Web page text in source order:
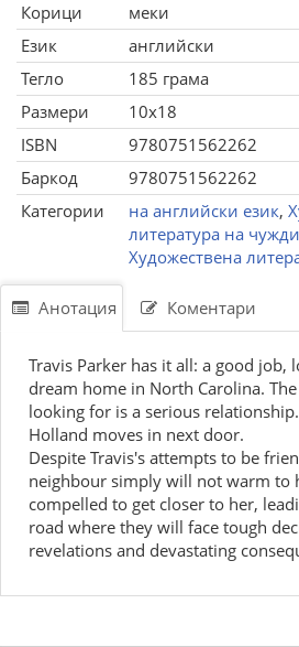
Корици
меки
Език
английски
Тегло
185 грама
Размери
10x18
ISBN
9780751562262
Баркод
9780751562262
Категории
на английски език,
литература на
Художествена
Анотация Коментари
Travis Parker has it all: a good job,
dream home in North Carolina.
looking for is a serious
Holland moves in next door.
Despite Travis's attempts to be
neighbour simply will not warm to
compelled to get closer to her,
road where they will face tough
revelations and devastating